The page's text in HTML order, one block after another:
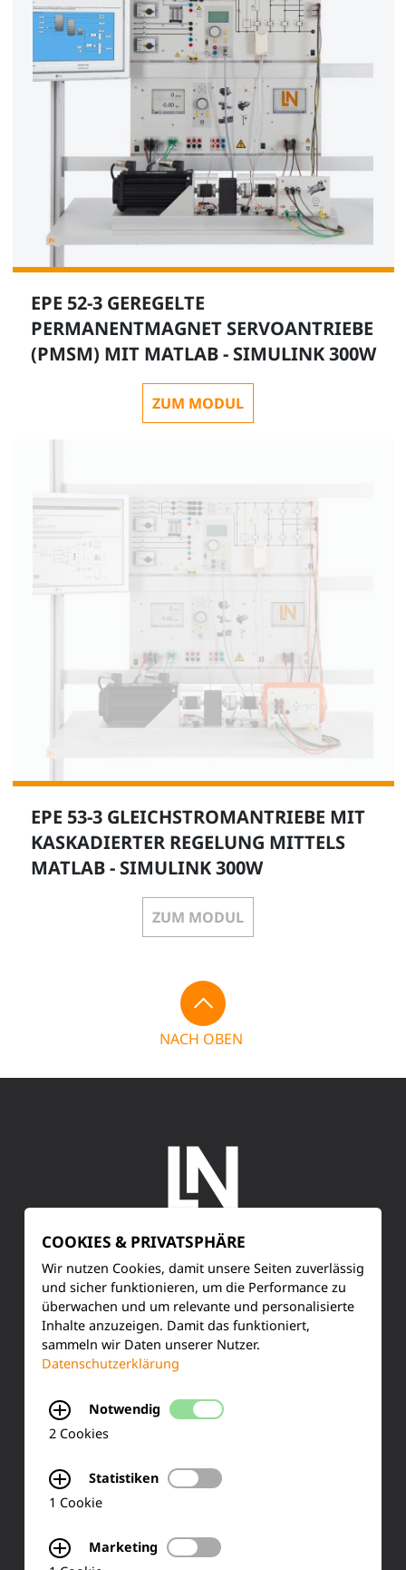
EPE 52-3 GEREGELTE
PERMANENTMAGNET SERVOANTRIEBE
(PMSM) MIT MATLAB - SIMULINK 300W
ZUM MODUL
EPE 53-3 GLEICHSTROMANTRIEBE MIT
KASKADIERTER REGELUNG MITTELS
MATLAB - SIMULINK 300W
ZUM MODUL
NACH OBEN
SERVICE
Kundenservice
Produktinformationen
FAQ
KONTAKT
COOKIES & PRIVATSPHÄRE
Wir nutzen Cookies, damit unsere Seiten zuverlässig
und sicher funktionieren, um die Performance zu
überwachen und um relevante und personalisierte
Inhalte anzuzeigen. Damit das funktioniert,
sammeln wir Daten unserer Nutzer.
Datenschutzerklärung
Notwendig
2 Cookies
Statistiken
1 Cookie
Marketing